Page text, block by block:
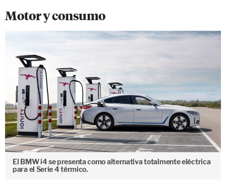
Motor y consumo
El BMW i4 se presenta como alternativa totalmente eléctrica
para el Serie 4 térmico.